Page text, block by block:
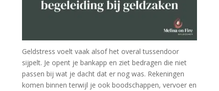
Geldstress voelt vaak alsof het overal tussendoor
sijpelt. Je opent je bankapp en ziet bedragen die niet
passen bij wat je dacht dat er nog was. Rekeningen
komen binnen terwijl je ook boodschappen, vervoer en